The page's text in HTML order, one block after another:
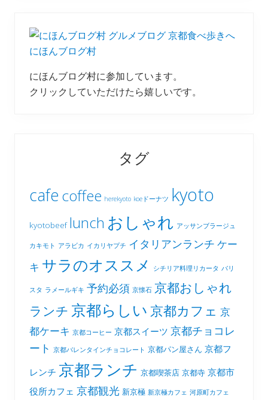
にほんブログ村
にほんブログ村に参加しています。
クリックしていただけたら嬉しいです。
タグ
cafe coffee herekyoto koeドーナツ kyoto
kyotobeef lunch おしゃれ アッサンブラージュ
カキモト アラビカ イカリヤプチ イタリアンランチ ケー
キ サラのオススメ シチリア料理リカータ バリ
スタ ラメールギキ 予約必須 京懐石 京都おしゃれ
ランチ 京都らしい 京都カフェ 京
都ケーキ 京都コーヒー 京都スイーツ 京都チョコレ
ート 京都バレンタインチョコレート 京都パン屋さん 京都フ
レンチ 京都ランチ 京都喫茶店 京都寺 京都市
役所カフェ 京都観光 新京極 新京極カフェ 河原町カフェ